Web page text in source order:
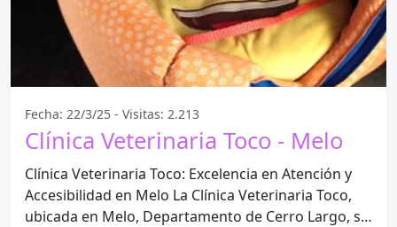
Fecha: 22/3/25 - Visitas: 2.213
Clínica Veterinaria Toco - Melo
Clínica Veterinaria Toco: Excelencia en Atención y
Accesibilidad en Melo La Clínica Veterinaria Toco,
ubicada en Melo, Departamento de Cerro Largo, se